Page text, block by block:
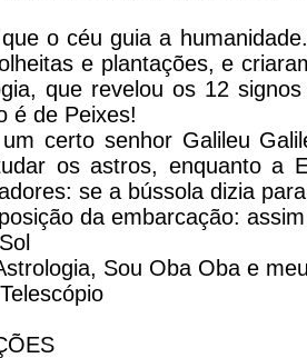
o céu guia a
e plantações, e
que revelou os 12
é de Peixes!
certo senhor Galileu
os astros, enquanto a
se a bússola dizia
da embarcação:
Sou Oba Oba e